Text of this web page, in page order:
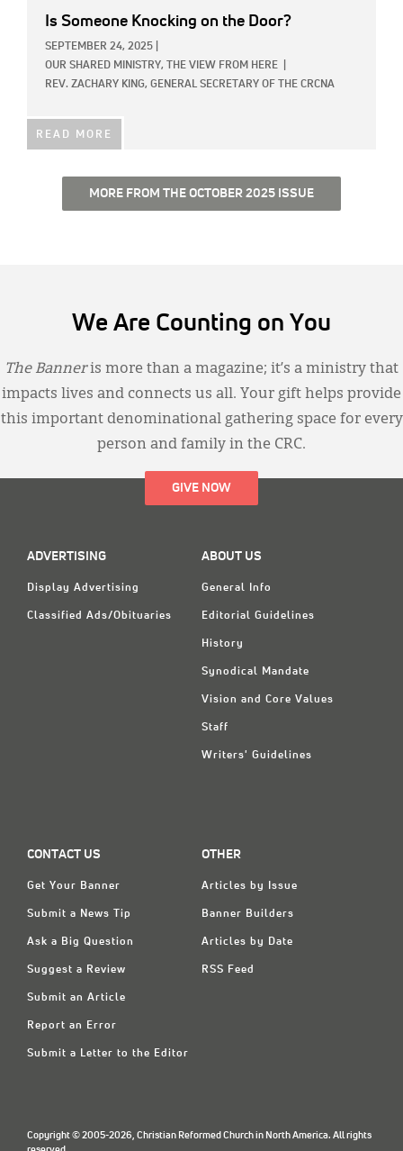
Is Someone Knocking on the Door?
SEPTEMBER 24, 2025
OUR SHARED MINISTRY,
THE VIEW FROM HERE
REV. ZACHARY KING, GENERAL SECRETARY OF THE CRCNA
READ MORE
MORE FROM THE OCTOBER 2025 ISSUE
We Are Counting on You
The Banneris more than a magazine; it’s a ministry that
impacts lives and connects us all. Your gift helps provide
this important denominational gathering space for every
person and family in the CRC.
GIVE NOW
ADVERTISING
Display Advertising
Classified Ads/Obituaries
ABOUT US
General Info
Editorial Guidelines
History
Synodical Mandate
Vision and Core Values
Staff
Writers' Guidelines
CONTACT US
Get Your Banner
Submit a News Tip
Ask a Big Question
Suggest a Review
Submit an Article
Report an Error
Submit a Letter to the Editor
OTHER
Articles by Issue
Banner Builders
Articles by Date
RSS Feed
Copyright © 2005-2026, Christian Reformed Church in North America. All rights